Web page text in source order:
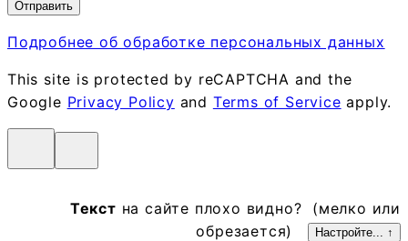
Подробнее об обработке персональных данных
This site is protected by reCAPTCHA and the
Google Privacy Policy and Terms of Service apply.
Текст на сайте плохо видно? (мелко или
обрезается)
Настройте... ↑